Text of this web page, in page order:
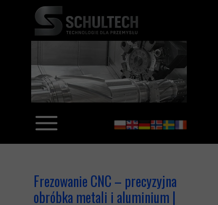
Frezowanie CNC – precyzyjna
obróbka metali i aluminium |